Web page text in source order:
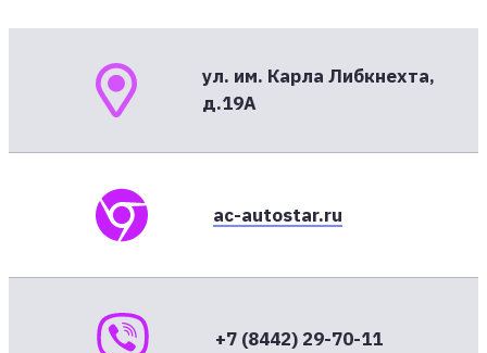
ул. им. Карла Либкнехта,
д.19А
ac-autostar.ru
+7 (8442) 29-70-11